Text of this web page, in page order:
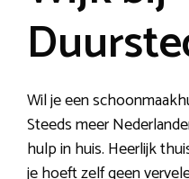
Wil je een
Steeds meer
hulp in huis. Heerlijk
je hoeft zelf geen